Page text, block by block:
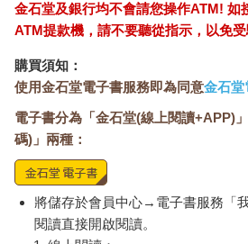
金石堂及銀行均不會請您操作ATM! 如
ATM提款機，請不要聽從指示，以免受
購買須知：
使用金石堂電子書服務即為同意金石堂
電子書分為「金石堂(線上閱讀+APP)
碼)」兩種：
將儲存於會員中心→電子書服務「
閱讀直接開啟閱讀。